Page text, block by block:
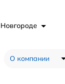
О компании